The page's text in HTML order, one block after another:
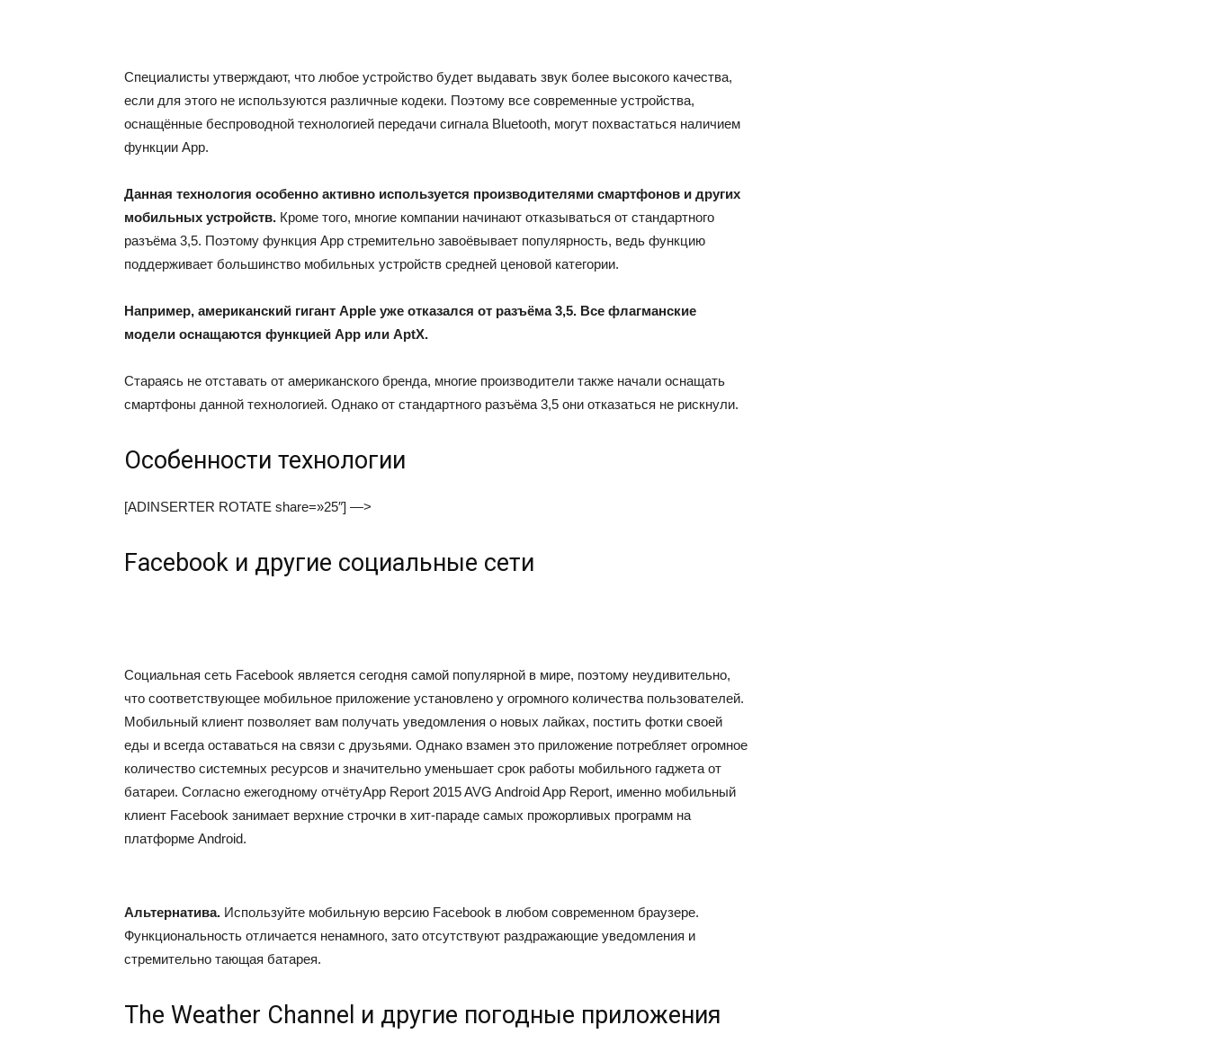
Специалисты утверждают, что любое устройство будет выдавать звук более высокого качества,
если для этого не используются различные кодеки. Поэтому все современные устройства,
оснащённые беспроводной технологией передачи сигнала Bluetooth, могут похвастаться наличием
функции Аpp.
Данная технология особенно активно используется производителями смартфонов и других
мобильных устройств. Кроме того, многие компании начинают отказываться от стандартного
разъёма 3,5. Поэтому функция Арp стремительно завоёвывает популярность, ведь функцию
поддерживает большинство мобильных устройств средней ценовой категории.
Например, американский гигант Apple уже отказался от разъёма 3,5. Все флагманские
модели оснащаются функцией Аpp или AptX.
Стараясь не отставать от американского бренда, многие производители также начали оснащать
смартфоны данной технологией. Однако от стандартного разъёма 3,5 они отказаться не рискнули.
Особенности технологии
[ADINSERTER ROTATE share=»25″] —>
Facebook и другие социальные сети
Социальная сеть Facebook является сегодня самой популярной в мире, поэтому неудивительно,
что соответствующее мобильное приложение установлено у огромного количества пользователей.
Мобильный клиент позволяет вам получать уведомления о новых лайках, постить фотки своей
еды и всегда оставаться на связи с друзьями. Однако взамен это приложение потребляет огромное
количество системных ресурсов и значительно уменьшает срок работы мобильного гаджета от
батареи. Согласно ежегодному отчётуApp Report 2015AVG Android App Report, именно мобильный
клиент Facebook занимает верхние строчки в хит-параде самых прожорливых программ на
платформе Android.
Альтернатива. Используйте мобильную версию Facebook в любом современном браузере.
Функциональность отличается ненамного, зато отсутствуют раздражающие уведомления и
стремительно тающая батарея.
The Weather Channel и другие погодные приложения